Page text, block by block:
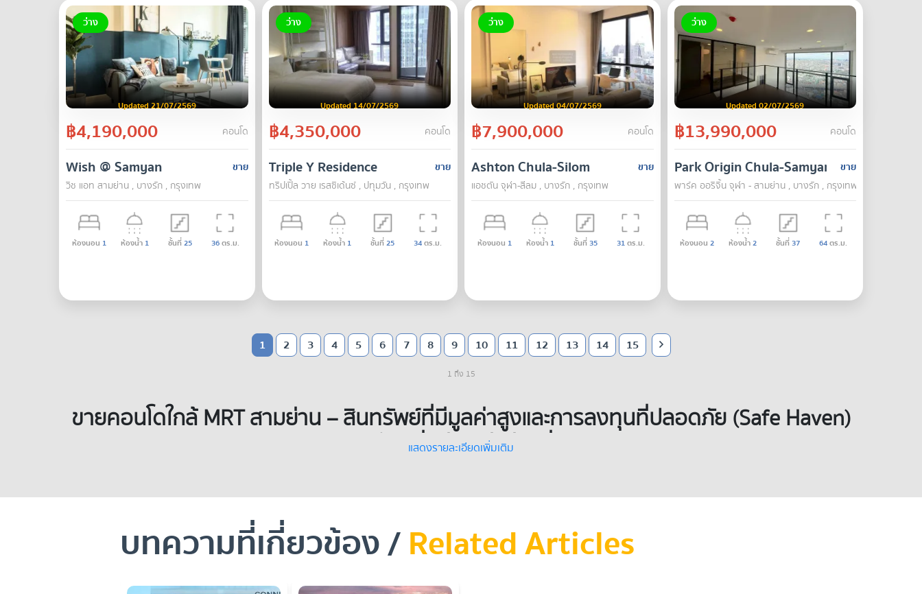
ว่าง
Updated 21/07/2569
฿4,190,000 คอนโด
ขาย
Wish @ Samyan
วิช แอท สามย่าน , บางรัก , กรุงเทพ
ห้องนอน 1 ห้องน้ำ 1 ชั้นที่25 36ตร.ม.
ว่าง
Updated 14/07/2569
฿4,350,000 คอนโด
ขาย
Triple Y Residence
ทริปเปิ้ล วาย เรสซิเด้นซ์ , ปทุมวัน , กรุงเทพ
ห้องนอน 1 ห้องน้ำ 1 ชั้นที่25 34ตร.ม.
ว่าง
Updated 04/07/2569
฿7,900,000 คอนโด
ขาย
Ashton Chula-Silom
แอชตัน จุฬา-สีลม , บางรัก , กรุงเทพ
ห้องนอน 1 ห้องน้ำ 1 ชั้นที่35 31ตร.ม.
ว่าง
Updated 02/07/2569
฿13,990,000 คอนโด
ขาย
Park Origin Chula-Samyan
พาร์ค ออริจิ้น จุฬา - สามย่าน , บางรัก , กรุงเทพ
ห้องนอน 2 ห้องน้ำ2 ชั้นที่37 64ตร.ม.
1 2 3 4 5 6 7 8 9 10 11 12 13 14 15
1 ถึง 15
ขายคอนโดใกล้ MRT สามย่าน – สินทรัพย์ที่มีมูลค่าสูงและการลงทุนที่ปลอดภัย (Safe Haven)
บนทำเลที่ปล่อยเช่าง่ายที่สุด
แสดงรายละเอียดเพิ่มเติม
บทความที่เกี่ยวข้อง /Related Articles